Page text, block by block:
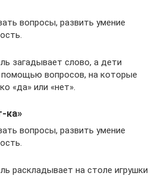
вопросы, развить умение
загадывает слово, а дети
вопросов, на которые
«да» или «нет».
ка»
вопросы, развить умение
раскладывает на столе игрушки